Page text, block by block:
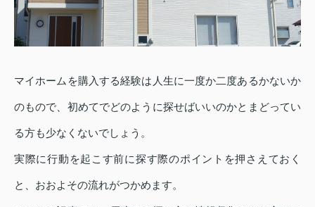
マイホームを購入する経験は人生に一度か二度あるかないか
のもので、初めてでどのように探せばいいのかとまどってい
る方も少なくないでしょう。
実際に行動を起こす前に探す際のポイントを押さえておく
と、おおよその流れがつかめます。